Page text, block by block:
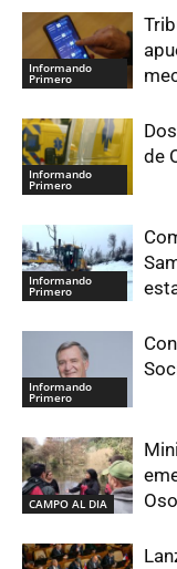
Informando
Primero
Informando
Primero
de
Informando
Primero
Informando
Primero
CAMPO AL DIA